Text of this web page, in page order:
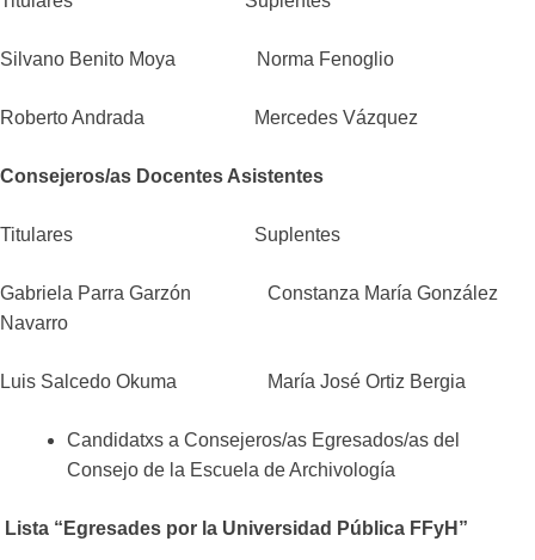
Silvano Benito Moya Norma Fenoglio
Roberto Andrada Mercedes Vázquez
Consejeros/as Docentes Asistentes
Titulares Suplentes
Gabriela Parra Garzón Constanza María González
Navarro
Luis Salcedo Okuma María José Ortiz Bergia
Candidatxs a Consejeros/as Egresados/as del
Consejo de la Escuela de Archivología
Lista “Egresades por la Universidad Pública FFyH”